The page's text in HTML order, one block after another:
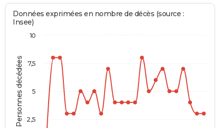
Personnes décédées
Données exprimées en nombre de décès (source :
Insee)
10
2,5
5
7,5